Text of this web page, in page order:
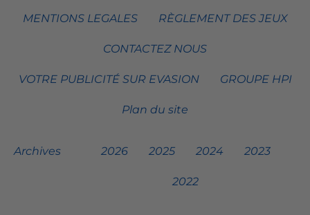
MENTIONS LEGALES RÈGLEMENT DES JEUX
CONTACTEZ NOUS
VOTRE PUBLICITÉ SUR EVASION GROUPE HPI
Plan du site
Archives 2026 2025 2024 2023
2022